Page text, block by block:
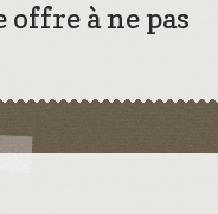
à ne pas